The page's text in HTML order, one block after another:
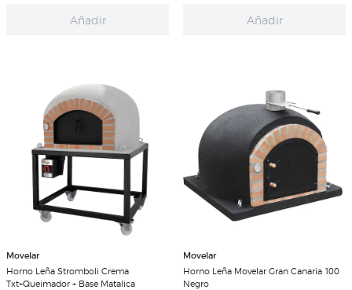
Añadir Añadir
Movelar
Horno Leña Stromboli Crema
Txt+Queimador + Base Matalica
Movelar
Horno Leña Movelar Gran Canaria 100
Negro